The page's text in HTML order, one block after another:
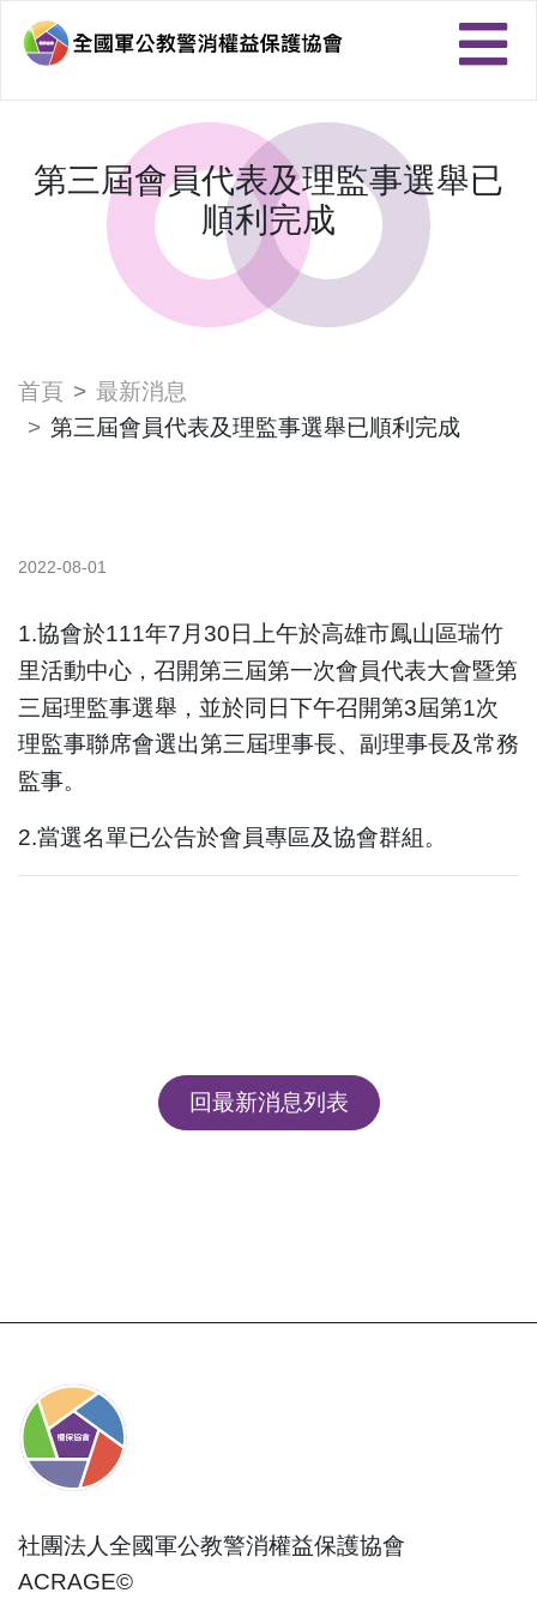
第三屆會員代表及理監事選舉已
順利完成
首頁
最新消息
第三屆會員代表及理監事選舉已順利完成
2022-08-01
1.協會於111年7月30日上午於高雄市鳳山區瑞竹
里活動中心 ， 召開第三屆第一次會員代表大會暨第
三屆理監事選舉 ， 並於同日下午召開第3屆第1次
理監事聯席會選出第三屆理事長、副理事長及常務
監事。
2.當選名單已公告於會員專區及協會群組 。
回最新消息列表
社團法人全國軍公教警消權益保護協會
ACRAGE©